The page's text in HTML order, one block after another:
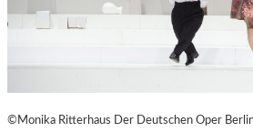
©Monika Ritterhaus Der Deutschen Oper